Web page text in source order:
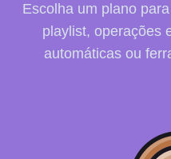
Escolha um plano
playlist, operações
automáticas ou